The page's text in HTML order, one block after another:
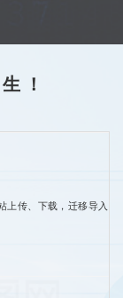
！
上传、下载，迁移导入数